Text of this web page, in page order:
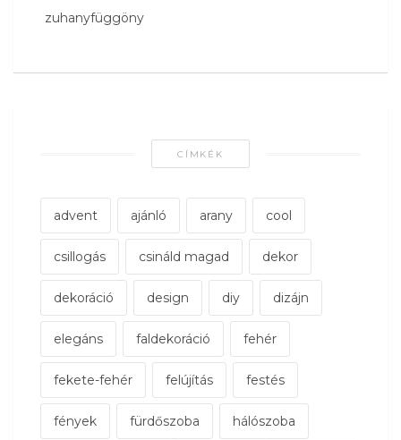
zuhanyfüggöny
CÍMKÉK
advent ajánló arany cool
csillogás csináld magad dekor
dekoráció design diy dizájn
elegáns faldekoráció fehér
fekete-fehér felújítás festés
fények fürdőszoba hálószoba